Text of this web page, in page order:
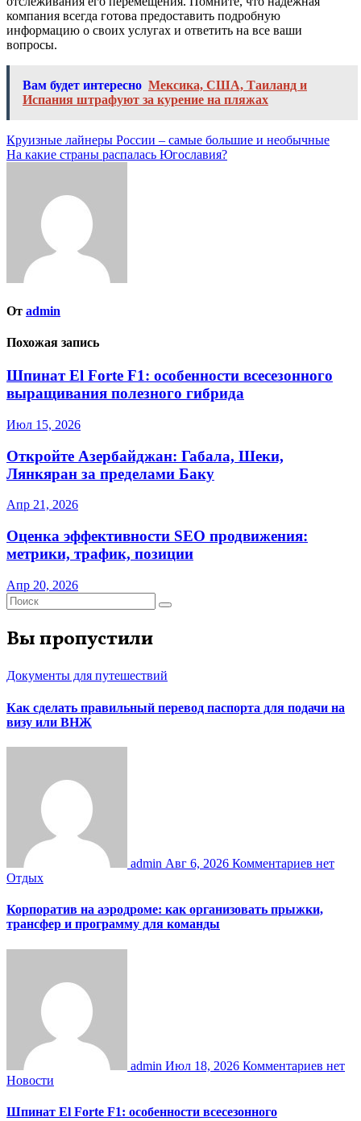
компания всегда готова предоставить подробную
информацию о своих услугах и ответить на все ваши
вопросы.
Вам будет интересно Мексика, США, Таиланд и
Испания штрафуют за курение на пляжах
Навигация
по
Круизные лайнеры России – самые большие и необычные
На какие страны распалась Югославия?
От admin
Похожая запись
Шпинат El Forte F1: особенности всесезонного
выращивания полезного гибрида
Июл 15, 2026
Откройте Азербайджан: Габала, Шеки,
Лянкяран за пределами Баку
Апр 21, 2026
Оценка эффективности SEO продвижения:
метрики, трафик, позиции
Апр 20, 2026
Вы пропустили
Документы для путешествий
Как сделать правильный перевод паспорта для подачи на
визу или ВНЖ
admin Авг 6, 2026 Комментариев нет
Отдых
Корпоратив на аэродроме: как организовать прыжки,
трансфер и программу для команды
admin Июл 18, 2026 Комментариев нет
Новости
Шпинат El Forte F1: особенности всесезонного